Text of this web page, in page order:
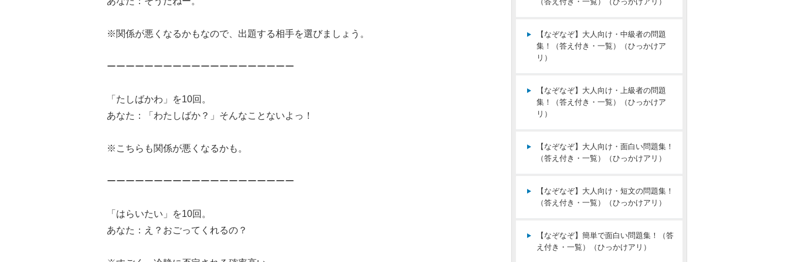
※関係が悪くなるかもなので、出題する相手を選びましょう。
ーーーーーーーーーーーーーーーーーーーー
「たしばかわ」を10回。
あなた：「わたしばか？」そんなことないよっ！
※こちらも関係が悪くなるかも。
ーーーーーーーーーーーーーーーーーーーー
「はらいたい」を10回。
あなた：え？おごってくれるの？
【なぞなぞ】大人向け・中級者の問題
集！（答え付き・一覧）（ひっかけア
リ）
【なぞなぞ】大人向け・上級者の問題
集！（答え付き・一覧）（ひっかけア
リ）
【なぞなぞ】大人向け・面白い問題集！
（答え付き・一覧）（ひっかけアリ）
【なぞなぞ】大人向け・短文の問題集！
（答え付き・一覧）（ひっかけアリ）
【なぞなぞ】簡単で面白い問題集！（答
え付き・一覧）（ひっかけアリ）